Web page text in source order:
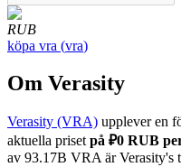
COIN-M Futures
Futures för kryptovaluta
RUB
köpa vra (vra)
Om Verasity
Verasity (VRA) upplever en
aktuella priset på ₽0 RUB
av 93.17B VRA är Verasity's